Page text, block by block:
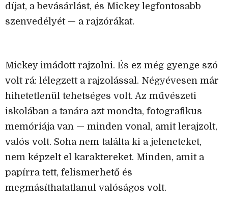
díjat, a bevásárlást, és Mickey legfontosabb
szenvedélyét — a rajzórákat.
Mickey imádott rajzolni. És ez még gyenge szó
volt rá: lélegzett a rajzolással. Négyévesen már
hihetetlenül tehetséges volt. Az művészeti
iskolában a tanára azt mondta, fotografikus
memóriája van — minden vonal, amit lerajzolt,
valós volt. Soha nem találta ki a jeleneteket,
nem képzelt el karaktereket. Minden, amit a
papírra tett, felismerhető és
megmásíthatatlanul valóságos volt.